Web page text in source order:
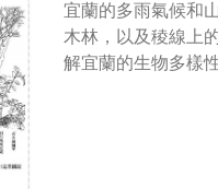
宜蘭的多雨氣候和
木林，以及稜線上
解宜蘭的生物多樣